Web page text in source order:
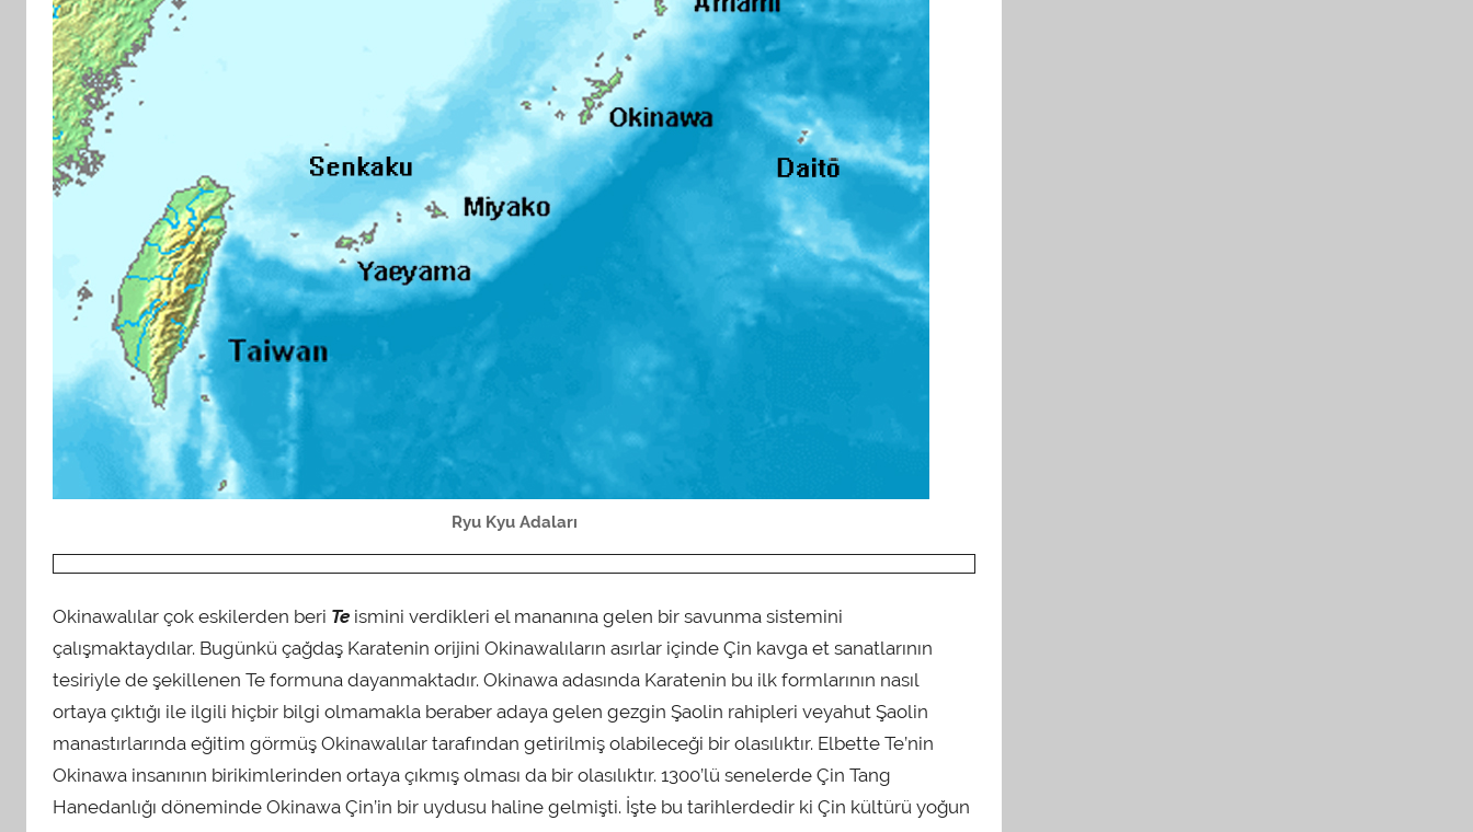
Ryu Kyu Adaları
Okinawalılar çok eskilerden beri Te ismini verdikleri el mananına gelen bir savunma sistemini
çalışmaktaydılar. Bugünkü çağdaş Karatenin orijini Okinawalıların asırlar içinde Çin kavga et sanatlarının
tesiriyle de şekillenen Te formuna dayanmaktadır. Okinawa adasında Karatenin bu ilk formlarının nasıl
ortaya çıktığı ile ilgili hiçbir bilgi olmamakla beraber adaya gelen gezgin Şaolin rahipleri veyahut Şaolin
manastırlarında eğitim görmüş Okinawalılar tarafından getirilmiş olabileceği bir olasılıktır. Elbette Te’nin
Okinawa insanının birikimlerinden ortaya çıkmış olması da bir olasılıktır. 1300’lü senelerde Çin Tang
Hanedanlığı döneminde Okinawa Çin’in bir uydusu haline gelmişti. İşte bu tarihlerdedir ki Çin kültürü yoğun